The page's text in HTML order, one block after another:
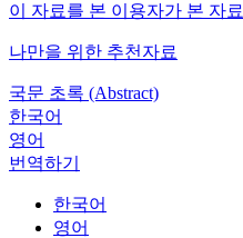
이 자료를 본 이용자가 본 자료
나만을 위한 추천자료
국문 초록 (Abstract)
한국어
영어
번역하기
한국어
영어